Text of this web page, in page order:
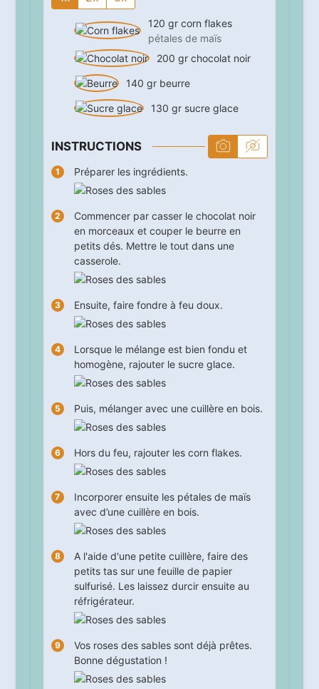
120 gr corn flakes
pétales de maïs
200 gr chocolat noir
140 gr beurre
130 gr sucre glace
INSTRUCTIONS
Préparer les ingrédients.
Commencer par casser le chocolat noir
en morceaux et couper le beurre en
petits dés. Mettre le tout dans une
casserole.
Ensuite, faire fondre à feu doux.
Lorsque le mélange est bien fondu et
homogène, rajouter le sucre glace.
Puis, mélanger avec une cuillère en bois.
Hors du feu, rajouter les corn flakes.
Incorporer ensuite les pétales de maïs
avec d’une cuillère en bois.
A l'aide d'une petite cuillère, faire des
petits tas sur une feuille de papier
sulfurisé. Les laissez durcir ensuite au
réfrigérateur.
Vos roses des sables sont déjà prêtes.
Bonne dégustation !